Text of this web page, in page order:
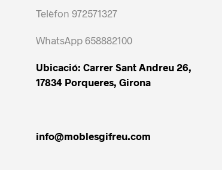
Telèfon 972571327
WhatsApp 658882100
Ubicació: Carrer Sant Andreu 26,
17834 Porqueres, Girona
info@moblesgifreu.com